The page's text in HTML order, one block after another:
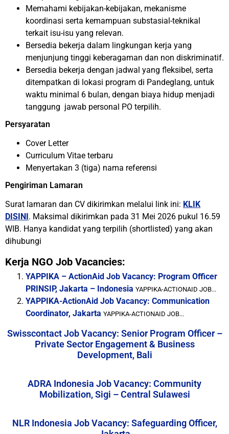
Memahami kebijakan-kebijakan, mekanisme
koordinasi serta kemampuan substasial-teknikal
terkait isu-isu yang relevan.
Bersedia bekerja dalam lingkungan kerja yang
menjunjung tinggi keberagaman dan non diskriminatif.
Bersedia bekerja dengan jadwal yang fleksibel, serta
ditempatkan di lokasi program di Pandeglang, untuk
waktu minimal 6 bulan, dengan biaya hidup menjadi
tanggung jawab personal PO terpilih.
Persyaratan
Cover Letter
Curriculum Vitae terbaru
Menyertakan 3 (tiga) nama referensi
Pengiriman Lamaran
Surat lamaran dan CV dikirimkan melalui link ini: KLIK
DISINI. Maksimal dikirimkan pada 31 Mei 2026 pukul 16.59
WIB. Hanya kandidat yang terpilih (shortlisted) yang akan
dihubungi
Kerja NGO Job Vacancies:
YAPPIKA – ActionAid Job Vacancy: Program Officer
PRINSIP, Jakarta – Indonesia YAPPIKA-ACTIONAID JOB...
YAPPIKA-ActionAid Job Vacancy: Communication
Coordinator, Jakarta YAPPIKA-ACTIONAID JOB...
Swisscontact Job Vacancy: Senior Program Officer –
Private Sector Engagement & Business
Development, Bali
ADRA Indonesia Job Vacancy: Community
Mobilization, Sigi – Central Sulawesi
NLR Indonesia Job Vacancy: Safeguarding Officer,